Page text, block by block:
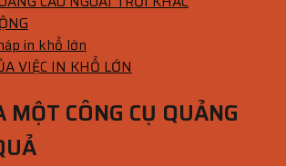
in khổ lớn
VIỆC IN KHỔ LỚN
CÔNG CỤ QUẢNG